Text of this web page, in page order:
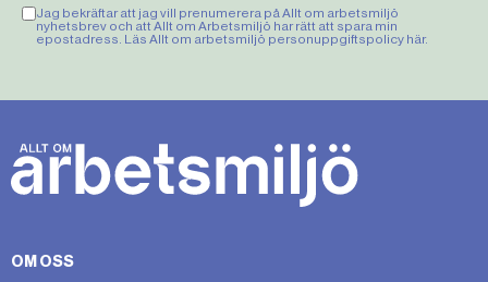
Jag bekräftar att jag vill prenumerera på Allt om arbetsmiljö
nyhetsbrev och att Allt om Arbetsmiljö har rätt att spara min
epostadress. Läs Allt om arbetsmiljö personuppgiftspolicy här.
OM OSS